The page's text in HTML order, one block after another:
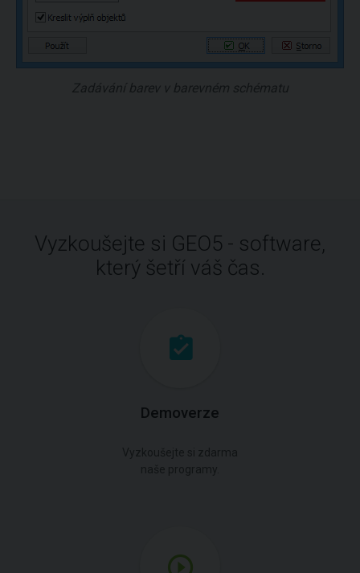
Zadávání barev v barevném schématu
Vyzkoušejte si GEO5 - software,
který šetří váš čas.
Demoverze